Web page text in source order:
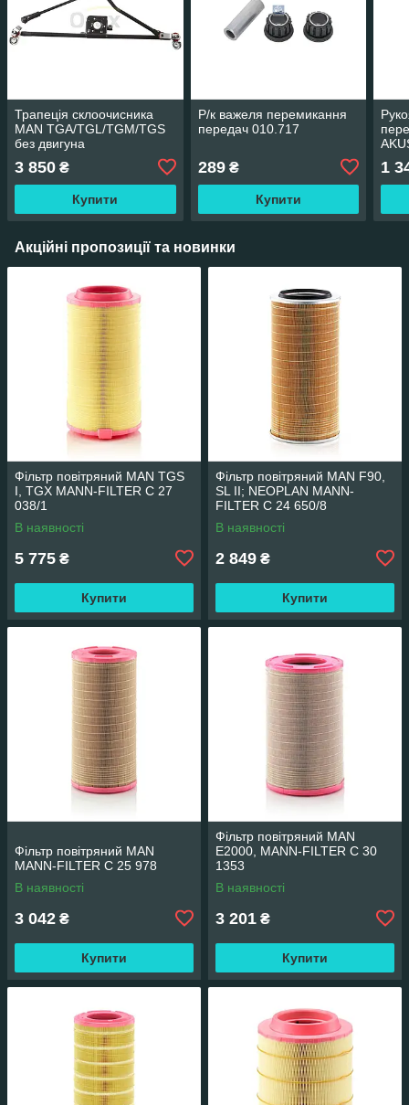
Трапеція склоочисника
MAN TGA/TGL/TGM/TGS
без двигуна
3 850 ₴
Купити
Р/к важеля перемикання
передач 010.717
289₴
Купити
1
Акційні пропозиції та новинки
Фільтр повітряний MAN TGS
I, TGX MANN-FILTER C 27
038/1
В наявності
5 775 ₴
Купити
Фільтр повітряний MAN F90,
SL II; NEOPLAN MANN-
FILTER C 24 650/8
В наявності
2 849 ₴
Купити
Фільтр повітряний MAN
MANN-FILTER C 25 978
В наявності
3 042 ₴
Купити
Фільтр повітряний MAN
E2000, MANN-FILTER C 30
1353
В наявності
3 201 ₴
Купити